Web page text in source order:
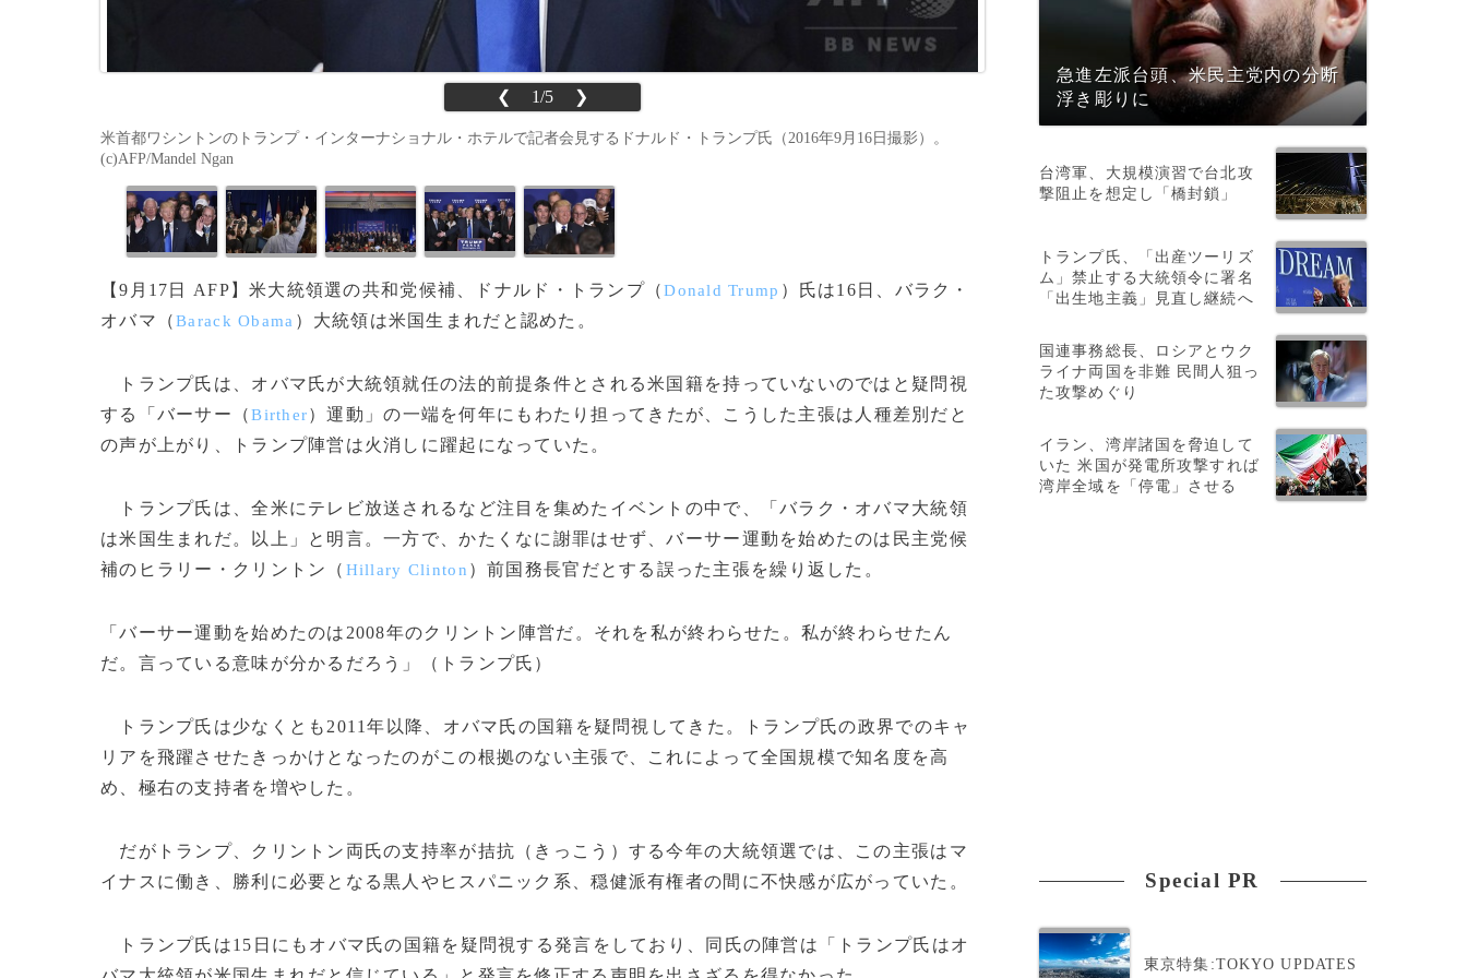
❮ 1/5 ❯
米首都ワシントンのトランプ・インターナショナル・ホテルで記者会見するドナルド・トランプ氏（2016年9月16日撮影）。
(c)AFP/Mandel Ngan
【9月17日 AFP】米大統領選の共和党候補、ドナルド・トランプ（Donald Trump ）氏は16日、バラク・
オバマ（Barack Obama ）大統領は米国生まれだと認めた。
トランプ氏は、オバマ氏が大統領就任の法的前提条件とされる米国籍を持っていないのではと疑問視
する「バーサー（Birther）運動」の一端を何年にもわたり担ってきたが、こうした主張は人種差別だと
の声が上がり、トランプ陣営は火消しに躍起になっていた。
トランプ氏は、全米にテレビ放送されるなど注目を集めたイベントの中で、「バラク・オバマ大統領
は米国生まれだ。以上」と明言。一方で、かたくなに謝罪はせず、バーサー運動を始めたのは民主党候
補のヒラリー・クリントン（ Hillary Clinton ）前国務長官だとする誤った主張を繰り返した。
「バーサー運動を始めたのは2008年のクリントン陣営だ。それを私が終わらせた。私が終わらせたん
だ。言っている意味が分かるだろう」（トランプ氏）
トランプ氏は少なくとも2011年以降、オバマ氏の国籍を疑問視してきた。トランプ氏の政界でのキャ
リアを飛躍させたきっかけとなったのがこの根拠のない主張で、これによって全国規模で知名度を高
め、極右の支持者を増やした。
だがトランプ、クリントン両氏の支持率が拮抗（きっこう）する今年の大統領選では、この主張はマ
イナスに働き、勝利に必要となる黒人やヒスパニック系、穏健派有権者の間に不快感が広がっていた。
トランプ氏は15日にもオバマ氏の国籍を疑問視する発言をしており、同氏の陣営は「トランプ氏はオ
急進左派台頭、米民主党内の分断
浮き彫りに
台湾軍、大規模演習で台北攻
撃阻止を想定し「橋封鎖」
トランプ氏、「出産ツーリズ
ム」禁止する大統領令に署名
「出生地主義」見直し継続へ
国連事務総長、ロシアとウク
ライナ両国を非難 民間人狙っ
た攻撃めぐり
イラン、湾岸諸国を脅迫して
いた 米国が発電所攻撃すれば
湾岸全域を「停電」させる
Special PR
東京特集:TOKYO UPDATES